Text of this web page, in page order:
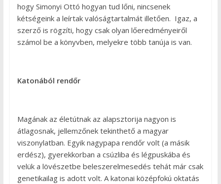
hogy Simonyi Ottó hogyan tud lőni, nincsenek
kétségeink a leírtak valóságtartalmát illetően. Igaz, a
szerző is rögzíti, hogy csak olyan lőeredményeiről
számol be a könyvben, melyekre több tanúja is van.
Katonából rendőr
Magának az életútnak az alapsztorija nagyon is
átlagosnak, jellemzőnek tekinthető a magyar
viszonylatban. Egyik nagypapa rendőr volt (a másik
erdész), gyerekkorban a csúzliba és légpuskába és
velük a lövészetbe beleszerelmesedés tehát már csak
genetikailag is adott volt. A katonai középfokú oktatás